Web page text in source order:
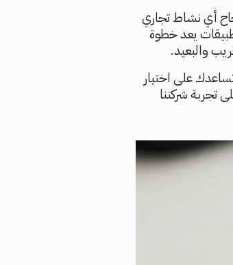
أي نشاط تجاري
يعد خطوة
والبعيد.
على اختيار
تجربة شركتنا